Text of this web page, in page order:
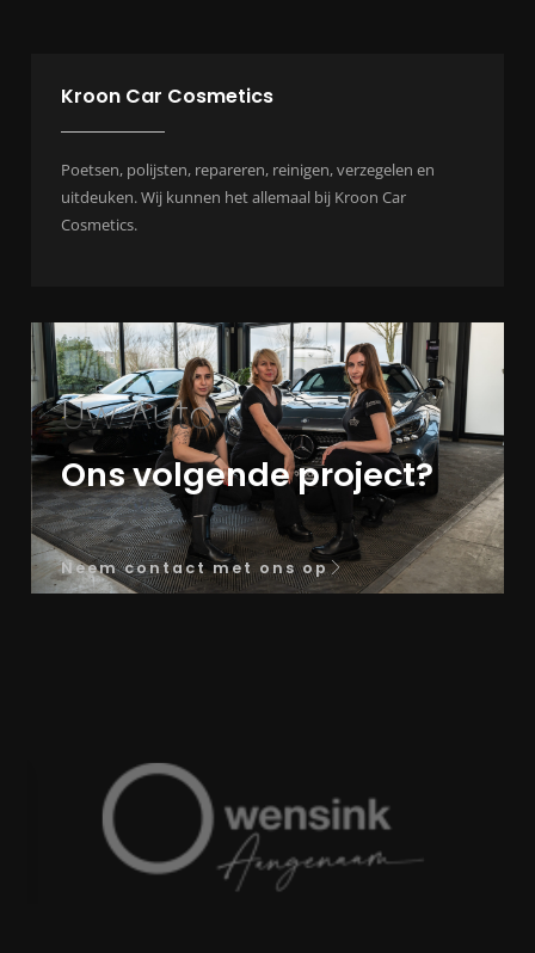
Kroon Car Cosmetics
Poetsen, polijsten, repareren, reinigen, verzegelen en
uitdeuken. Wij kunnen het allemaal bij Kroon Car
Cosmetics.
Uw Auto
Ons volgende project?
Neem contact met ons op